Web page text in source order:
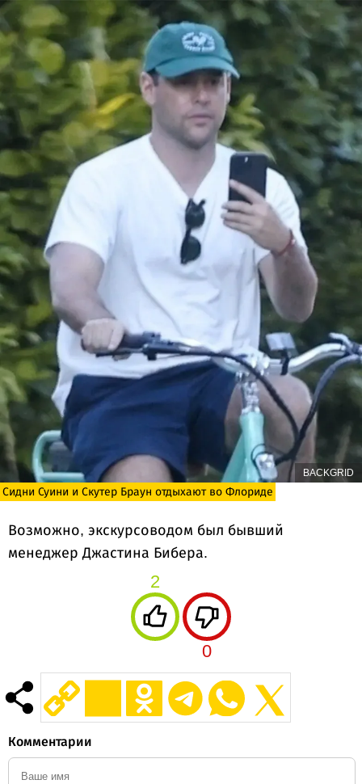
BACKGRID
Сидни Суини и Скутер Браун отдыхают во Флориде
Возможно, экскурсоводом был бывший
менеджер Джастина Бибера.
2
0
Комментарии